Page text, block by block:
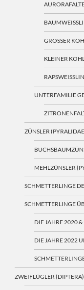
GROSSER
KLEINER
UNTERFAMILIE
ZÜNSLER
MEHLZÜNSLER
SCHMETTERLINGE
SCHMETTERLINGE
DIE JAHRE 2020
DIE JAHRE 2022
ZWEIFLÜGLER (DIPTERA)